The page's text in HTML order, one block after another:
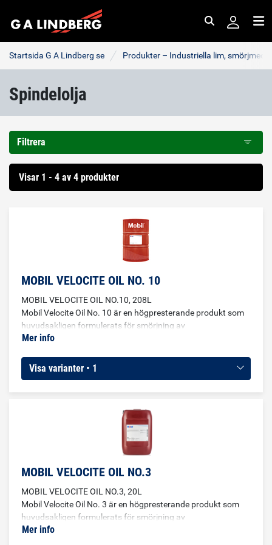
Startsida G A Lindberg se Produkter – Industriella lim,
Spindelolja
Filtrera
Visar 1 - 4 av 4 produkter
MOBIL VELOCITE OIL NO. 10
MOBIL VELOCITE OIL NO.10, 208L
Mobil Velocite Oil No. 10 är en högpresterande produkt som
huvudsakligen formulerats för smörjning av
höghastighetsspindlar i verktygsmaskiner. Den används
dimsmörjare där lämplig viskositetsklass väljs. Den har
formulerats från utvalda, högklassiga basoljor med låg
skumningstendens och separerar snabbt från vatten.
Mer info
Visa varianter • 1
MOBIL VELOCITE OIL NO.3
MOBIL VELOCITE OIL NO.3, 20L
Mobil Velocite Oil No. 3 är en högpresterande produkt som
huvudsakligen formulerats för smörjning av
höghastighetsspindlar i verktygsmaskiner. Den används
Mer info